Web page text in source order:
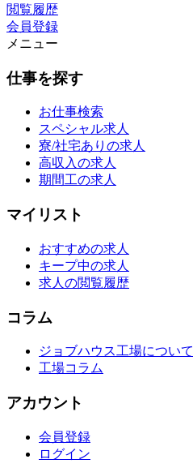
閲覧履歴
会員登録
メニュー
仕事を探す
お仕事検索
スペシャル求人
寮/社宅ありの求人
高収入の求人
期間工の求人
マイリスト
おすすめの求人
キープ中の求人
求人の閲覧履歴
コラム
ジョブハウス工場について
工場コラム
アカウント
会員登録
ログイン